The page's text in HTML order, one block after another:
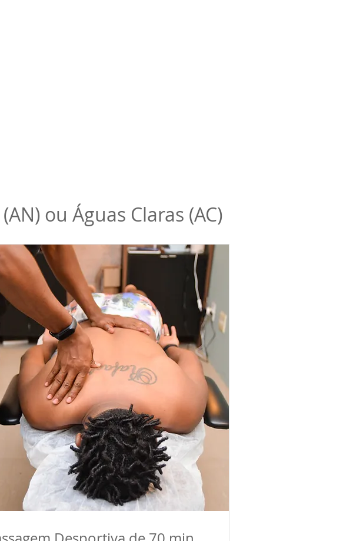
ou Águas Claras (AC)
R$ 131,75
primeira sessão!
de 45 min:
porR$131,75
de 1h20min
237 por R$ 182,75no pix